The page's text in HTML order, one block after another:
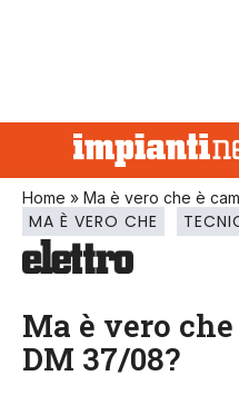
Home » Ma è vero che è
MA È VERO CHE
Ma è vero
DM 37/08?